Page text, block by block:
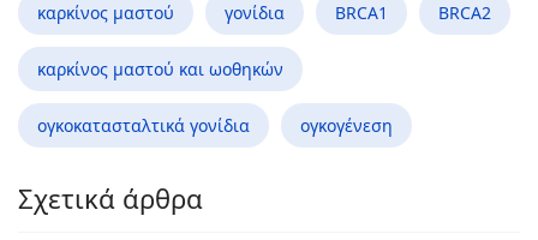
καρκίνος μαστού γονίδια BRCA1 BRCA2
καρκίνος μαστού και ωοθηκών
ογκοκατασταλτικά γονίδια ογκογένεση
Σχετικά άρθρα